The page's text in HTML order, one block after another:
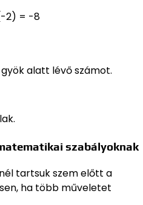
2) = -8
alatt lévő számot.
szabályoknak
tartsuk szem előtt a
ha több műveletet